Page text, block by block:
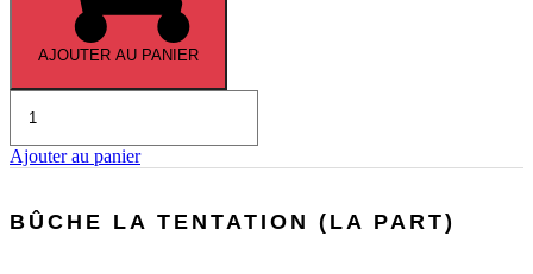
AJOUTER AU PANIER
Pistachio
Ajouter au panier
BÛCHE LA TENTATION (LA PART)